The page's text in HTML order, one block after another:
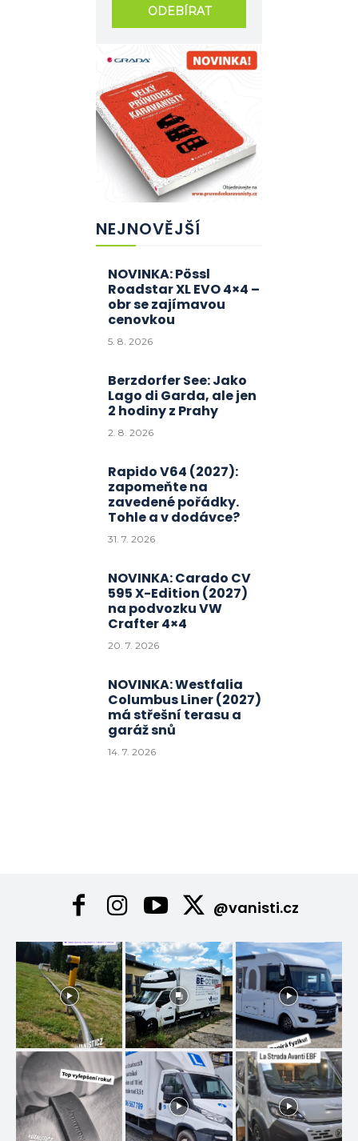
ODEBÍRAT
NEJNOVĚJŠÍ
NOVINKA: Pössl
Roadstar XL EVO 4×4 –
obr se zajímavou
cenovkou
5. 8. 2026
Berzdorfer See: Jako
Lago di Garda, ale jen
2 hodiny z Prahy
2. 8. 2026
Rapido V64 (2027):
zapomeňte na
zavedené pořádky.
Tohle a v dodávce?
31. 7. 2026
NOVINKA: Carado CV
595 X-Edition (2027)
na podvozku VW
Crafter 4×4
20. 7. 2026
NOVINKA: Westfalia
Columbus Liner (2027)
má střešní terasu a
garáž snů
14. 7. 2026
@vanisti.cz